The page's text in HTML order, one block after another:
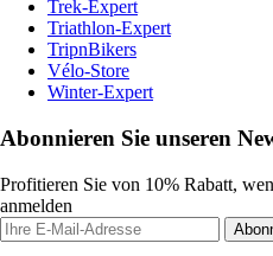
Trek-Expert
Triathlon-Expert
TripnBikers
Vélo-Store
Winter-Expert
Abonnieren Sie unseren
Profitieren Sie von 10% Rabatt,
anmelden